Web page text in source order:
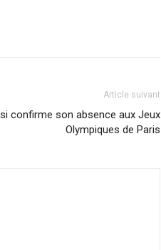
Article suivant
confirme son absence aux Jeux
Olympiques de Paris